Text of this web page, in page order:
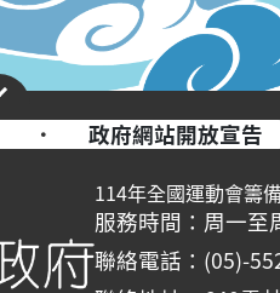
·
政府網站開放宣告
114年全國運動會籌
服務時間：周一至
聯絡電話：(05)-